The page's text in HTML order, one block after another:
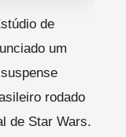
de
um
rodado
de Star Wars.